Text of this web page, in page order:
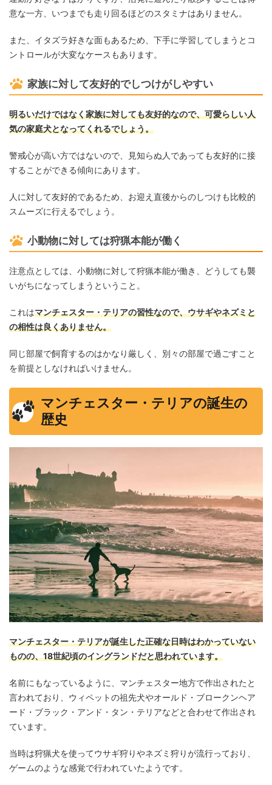
意な一方、いつまでも走り回るほどのスタミナはありません。
また、イタズラ好きな面もあるため、下手に学習してしまうとコ
ントロールが大変なケースもあります。
家族に対して友好的でしつけがしやすい
明るいだけではなく家族に対しても友好的なので、可愛らしい人
気の家庭犬となってくれるでしょう。
警戒心が高い方ではないので、見知らぬ人であっても友好的に接
することができる傾向にあります。
人に対して友好的であるため、お迎え直後からのしつけも比較的
スムーズに行えるでしょう。
小動物に対しては狩猟本能が働く
注意点としては、小動物に対して狩猟本能が働き、どうしても襲
いがちになってしまうということ。
これはマンチェスター・テリアの習性なので、ウサギやネズミと
の相性は良くありません。
同じ部屋で飼育するのはかなり厳しく、別々の部屋で過ごすこと
を前提としなければいけません。
マンチェスター・テリアの誕生の
歴史
マンチェスター・テリアが誕生した正確な日時はわかっていない
ものの、18世紀頃のイングランドだと思われています。
名前にもなっているように、マンチェスター地方で作出されたと
言われており、ウィペットの祖先犬やオールド・ブロークンヘア
ード・ブラック・アンド・タン・テリアなどと合わせて作出され
ています。
当時は狩猟犬を使ってウサギ狩りやネズミ狩りが流行っており、
ゲームのような感覚で行われていたようです。